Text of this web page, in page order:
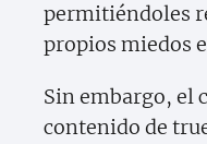
permitiéndoles
propios miedos
Sin embargo, el
contenido de